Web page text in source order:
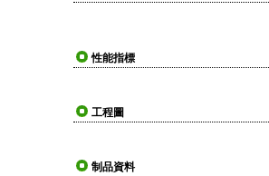
性能指標
工程圖
制品資料